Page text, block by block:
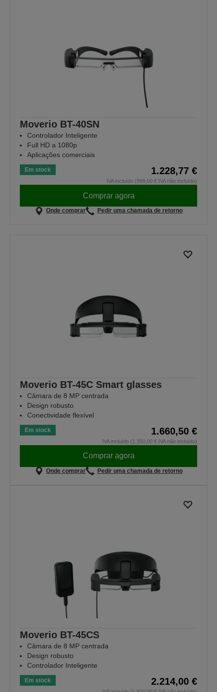
Moverio BT-40SN
Controlador Inteligente
Full HD a 1080p
Aplicações comerciais
Em stock 1.228,77 €
IVA incluído (999,00 € IVA não incluído)
Comprar agora
Onde comprar Pedir uma chamada de retorno
Moverio BT-45C Smart glasses
Câmara de 8 MP centrada
Design robusto
Conectividade flexível
Em stock 1.660,50 €
IVA incluído (1.350,00 € IVA não incluído)
Comprar agora
Onde comprar Pedir uma chamada de retorno
Moverio BT-45CS
Câmara de 8 MP centrada
Design robusto
Controlador Inteligente
Em stock 2.214,00 €